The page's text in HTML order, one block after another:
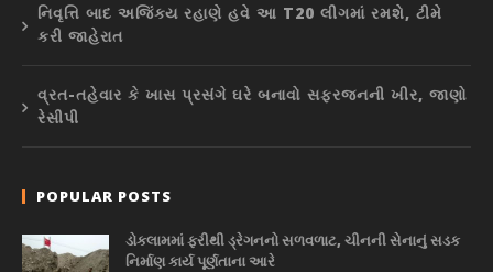
નિવૃત્તિ બાદ અજિંક્ય રહાણે હવે આ T20 લીગમાં રમશે, ટીમે
કરી જાહેરાત
વ્રત-તહેવાર કે ખાસ પ્રસંગે ઘરે બનાવો સફરજનની ખીર, જાણો
રેસીપી
POPULAR POSTS
ડોકલામમાં ફરીથી ડ્રેગનનો સળવળાટ, ચીનની સેનાનું સડક
નિર્માણ કાર્ય પૂર્ણતાના આરે